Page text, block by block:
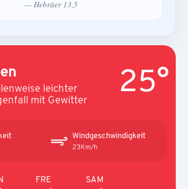
— Hebräer 13,5
leichter
mit Gewitter
25°
Windgeschwindigkeit
23Km/h
FRE SAM